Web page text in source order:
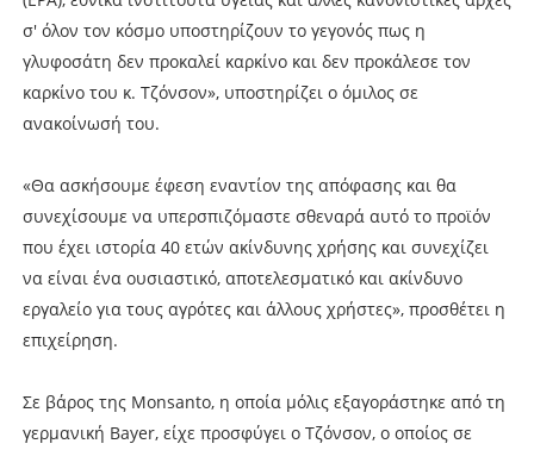
σ' όλον τον κόσμο υποστηρίζουν το γεγονός πως η
γλυφοσάτη δεν προκαλεί καρκίνο και δεν προκάλεσε τον
καρκίνο του κ. Τζόνσον», υποστηρίζει ο όμιλος σε
ανακοίνωσή του.
«Θα ασκήσουμε έφεση εναντίον της απόφασης και θα
συνεχίσουμε να υπερσπιζόμαστε σθεναρά αυτό το προϊόν
που έχει ιστορία 40 ετών ακίνδυνης χρήσης και συνεχίζει
να είναι ένα ουσιαστικό, αποτελεσματικό και ακίνδυνο
εργαλείο για τους αγρότες και άλλους χρήστες», προσθέτει η
επιχείρηση.
Σε βάρος της Monsanto, η οποία μόλις εξαγοράστηκε από τη
γερμανική Bayer, είχε προσφύγει ο Τζόνσον, ο οποίος σε